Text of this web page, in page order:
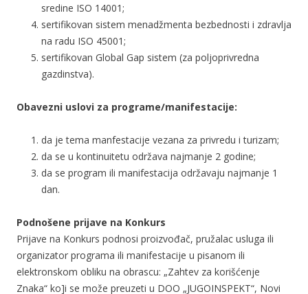
sredine ISO 14001;
sertifikovan sistem menadžmenta bezbednosti i zdravlja
na radu ISO 45001;
sertifikovan Global Gap sistem (za poljoprivredna
gazdinstva).
Obavezni uslovi za programe/manifestacije:
da je tema manfestacije vezana za privredu i turizam;
da se u kontinuitetu održava najmanje 2 godine;
da se program ili manifestacija održavaju najmanje 1
dan.
Podnošene prijave na Konkurs
Prijave na Konkurs podnosi proizvođač, pružalac usluga ili
organizator programa ili manifestacije u pisanom ili
elektronskom obliku na obrascu: „Zahtev za korišćenje
Znaka“ ko]i se može preuzeti u DOO „JUGOINSPEKT“, Novi